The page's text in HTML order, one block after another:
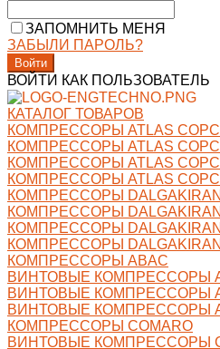
ЗАПОМНИТЬ МЕНЯ
ЗАБЫЛИ ПАРОЛЬ?
ВОЙТИ КАК ПОЛЬЗОВАТЕЛЬ
КАТАЛОГ ТОВАРОВ
КОМПРЕССОРЫ ATLAS
КОМПРЕССОРЫ ATLAS
КОМПРЕССОРЫ ATLAS
КОМПРЕССОРЫ ATLAS
КОМПРЕССОРЫ DALGAKIRAN
КОМПРЕССОРЫ
КОМПРЕССОРЫ DALGAKIRAN
КОМПРЕССОРЫ
КОМПРЕССОРЫ ABAC
ВИНТОВЫЕ КОМПРЕССОРЫ
ВИНТОВЫЕ КОМПРЕССОРЫ
ВИНТОВЫЕ КОМПРЕССОРЫ
КОМПРЕССОРЫ COMARO
ВИНТОВЫЕ КОМПРЕССОРЫ